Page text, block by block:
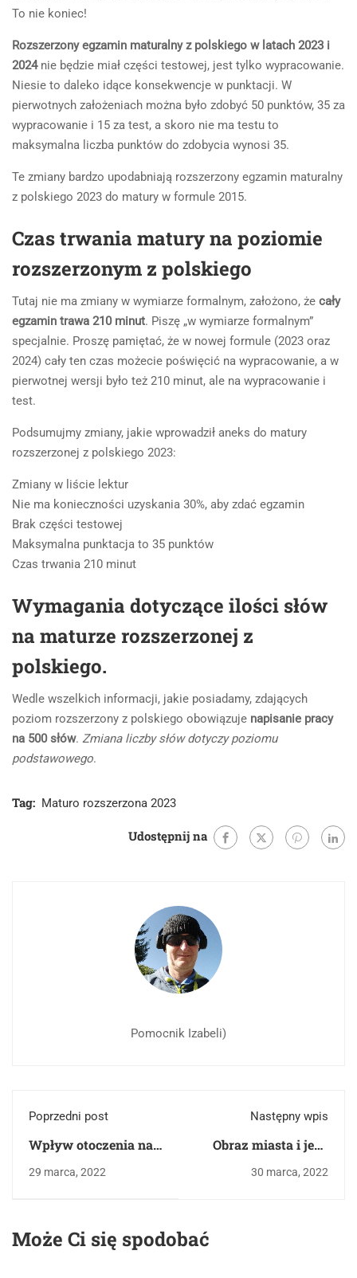
To nie koniec!
Rozszerzony egzamin maturalny z polskiego w latach 2023 i
2024nie będzie miał części testowej, jest tylko wypracowanie.
Niesie to daleko idące konsekwencje w punktacji. W
pierwotnych założeniach można było zdobyć 50 punktów, 35 za
wypracowanie i 15 za test, a skoro nie ma testu to
maksymalna liczba punktów do zdobycia wynosi 35.
Te zmiany bardzo upodabniają rozszerzony egzamin maturalny
z polskiego 2023 do matury w formule 2015.
Czas trwania matury na poziomie
rozszerzonym z polskiego
Tutaj nie ma zmiany w wymiarze formalnym, założono, że cały
egzamin trawa 210 minut. Piszę „w wymiarze formalnym”
specjalnie. Proszę pamiętać, że w nowej formule (2023 oraz
2024) cały ten czas możecie poświęcić na wypracowanie, a w
pierwotnej wersji było też 210 minut, ale na wypracowanie i
test.
Podsumujmy zmiany, jakie wprowadził aneks do matury
rozszerzonej z polskiego 2023:
Zmiany w liście lektur
Nie ma konieczności uzyskania 30%, aby zdać egzamin
Brak części testowej
Maksymalna punktacja to 35 punktów
Czas trwania 210 minut
Wymagania dotyczące ilości słów
na maturze rozszerzonej z
polskiego.
Wedle wszelkich informacji, jakie posiadamy, zdających
poziom rozszerzony z polskiego obowiązuje napisanie pracy
na 500 słów. Zmiana liczby słów dotyczy poziomu
podstawowego.
Tag: Maturo rozszerzona 2023
Udostępnij na
Pomocnik Izabeli)
Poprzedni post
Wpływ otoczenia na
życiowe wybory
29 marca, 2022
Następny wpis
Obraz miasta i jego
mieszkańców. Omów
30 marca, 2022
Może Ci się spodobać